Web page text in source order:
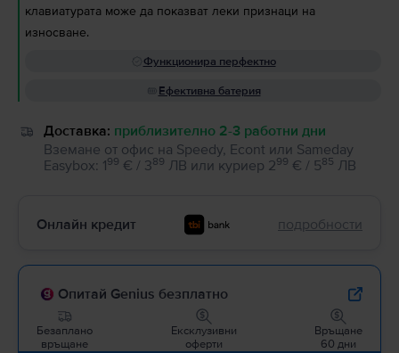
клавиатурата може да показват леки признаци на
износване.
Функционира перфектно
Ефективна батерия
Доставка: приблизително 2-3 работни дни
Вземане от офис на Speedy, Econt или Sameday
Easybox: 199 € / 389 ЛВ или куриер 299 € / 585 ЛВ
Онлайн кредит подробности
Опитай Genius безплатно
Безаплано
връщане
Ексклузивни
оферти
Връщане
60 дни